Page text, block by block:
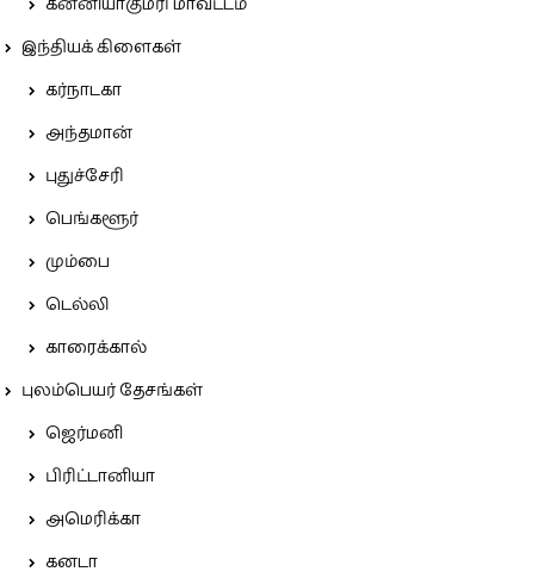
இந்தியக் கிளைகள்
கர்நாடகா
அந்தமான்
புதுச்சேரி
பெங்களூர்
மும்பை
டெல்லி
காரைக்கால்
புலம்பெயர் தேசங்கள்
ஜெர்மனி
பிரிட்டானியா
அமெரிக்கா
கனடா